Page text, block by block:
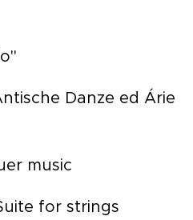
Danze ed Árie
music
for strings